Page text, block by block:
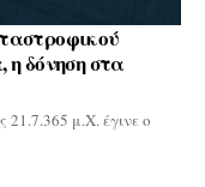
η δόνηση στα
21.7.365 μ.Χ. έγινε ο